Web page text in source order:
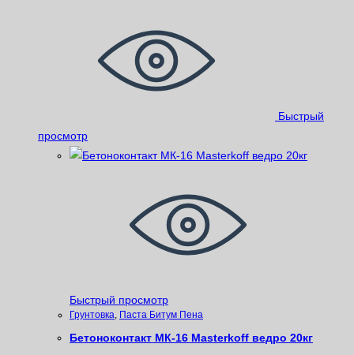
Быстрый
просмотр
Быстрый просмотр
Грунтовка Паста Битум Пена
Бетоноконтакт МК-16 Masterkoff ведро 20кг